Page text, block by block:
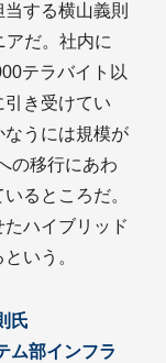
する横山義則
アだ。社内に
テラバイト以
引き受けてい
なうには規模が
の移行にあわ
るところだ。
ハイブリッド
いう。
氏
ム部インフラ